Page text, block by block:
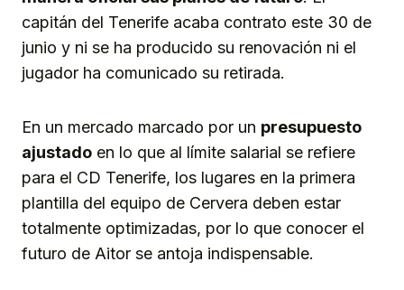
capitán del Tenerife acaba contrato este 30 de
junio y ni se ha producido su renovación ni el
jugador ha comunicado su retirada.
En un mercado marcado por un presupuesto
ajustado en lo que al límite salarial se refiere
para el CD Tenerife, los lugares en la primera
plantilla del equipo de Cervera deben estar
totalmente optimizadas, por lo que conocer el
futuro de Aitor se antoja indispensable.